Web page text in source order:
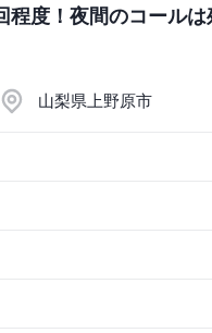
程度！夜間のコール
山梨県上野原市